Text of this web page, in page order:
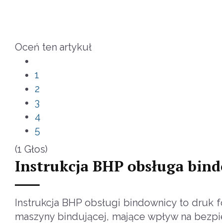
Oceń ten artykuł
1
2
3
4
5
(1 Głos)
Instrukcja BHP obsługa
Instrukcja BHP obsługi bindownicy to druk
maszyny bindującej, mające wpływ na